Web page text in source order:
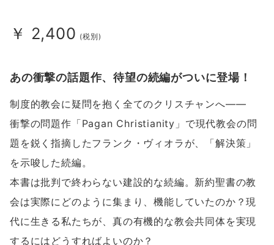
く5段階評
価のうち、
￥ 2,400 (税別)
あの衝撃の話題作、待望の続編がついに登場！
制度的教会に疑問を抱く全てのクリスチャンへ――
衝撃の問題作「Pagan Christianity」で現代教会の問
題を鋭く指摘したフランク・ヴィオラが、「解決策」
を示唆した続編。
本書は批判で終わらない建設的な続編。新約聖書の教
会は実際にどのように集まり、機能していたのか？現
代に生きる私たちが、真の有機的な教会共同体を実現
するにはどうすればよいのか？